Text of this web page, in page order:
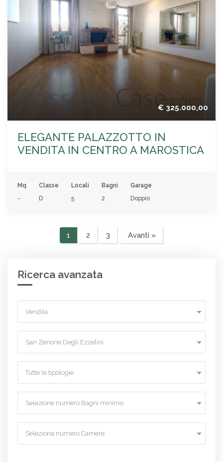
€ 325.000,00
ELEGANTE PALAZZOTTO IN
VENDITA IN CENTRO A MAROSTICA
Mq
-
Classe
D
Locali
5
Bagni
2
Garage
Doppio
1 2 3 Avanti »
Ricerca avanzata
Vendita
San Zenone Degli Ezzelini
Tutte le tipologie
Selezione numero Bagni minimo
Seleziona numero Camere